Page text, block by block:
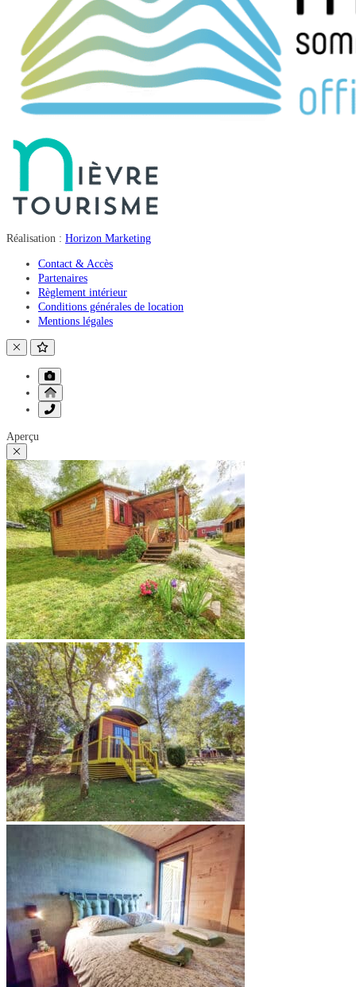
Réalisation : Horizon Marketing
Contact & Accès
Partenaires
Règlement intérieur
Conditions générales de location
Mentions légales
Aperçu